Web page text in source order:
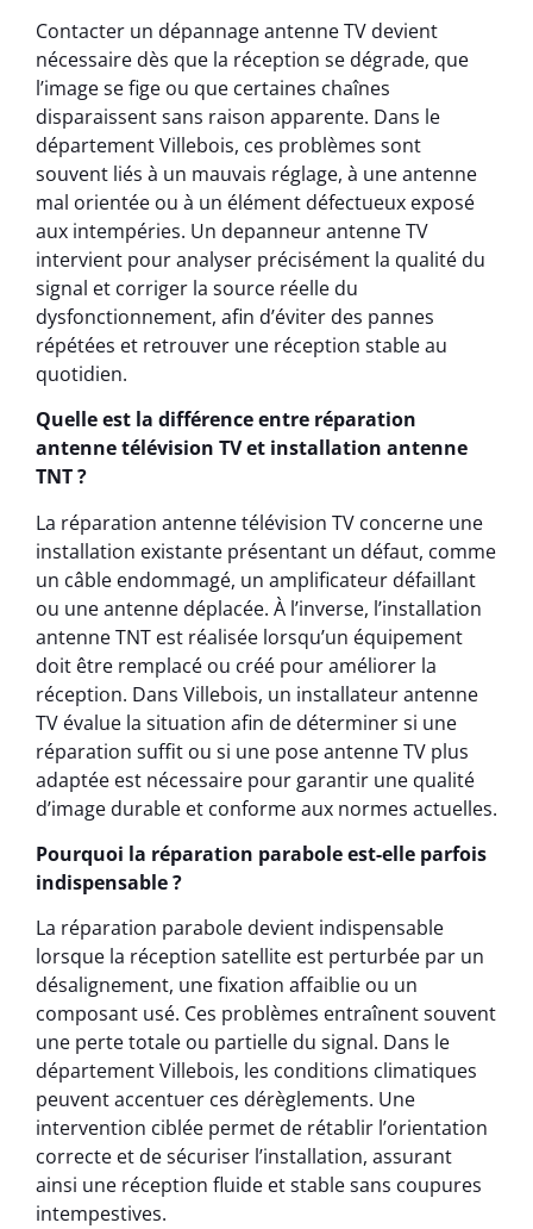
Contacter un dépannage antenne TV devient
nécessaire dès que la réception se dégrade, que
l’image se fige ou que certaines chaînes
disparaissent sans raison apparente. Dans le
département Villebois, ces problèmes sont
souvent liés à un mauvais réglage, à une antenne
mal orientée ou à un élément défectueux exposé
aux intempéries. Un depanneur antenne TV
intervient pour analyser précisément la qualité du
signal et corriger la source réelle du
dysfonctionnement, afin d’éviter des pannes
répétées et retrouver une réception stable au
quotidien.
Quelle est la différence entre réparation
antenne télévision TV et installation antenne
TNT ?
La réparation antenne télévision TV concerne une
installation existante présentant un défaut, comme
un câble endommagé, un amplificateur défaillant
ou une antenne déplacée. À l’inverse, l’installation
antenne TNT est réalisée lorsqu’un équipement
doit être remplacé ou créé pour améliorer la
réception. Dans Villebois, un installateur antenne
TV évalue la situation afin de déterminer si une
réparation suffit ou si une pose antenne TV plus
adaptée est nécessaire pour garantir une qualité
d’image durable et conforme aux normes actuelles.
Pourquoi la réparation parabole est-elle parfois
indispensable ?
La réparation parabole devient indispensable
lorsque la réception satellite est perturbée par un
désalignement, une fixation affaiblie ou un
composant usé. Ces problèmes entraînent souvent
une perte totale ou partielle du signal. Dans le
département Villebois, les conditions climatiques
peuvent accentuer ces dérèglements. Une
intervention ciblée permet de rétablir l’orientation
correcte et de sécuriser l’installation, assurant
ainsi une réception fluide et stable sans coupures
intempestives.